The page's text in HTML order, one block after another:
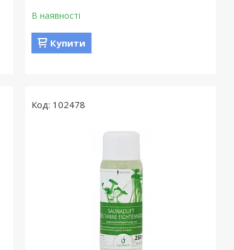
В наявності
Купити
102478